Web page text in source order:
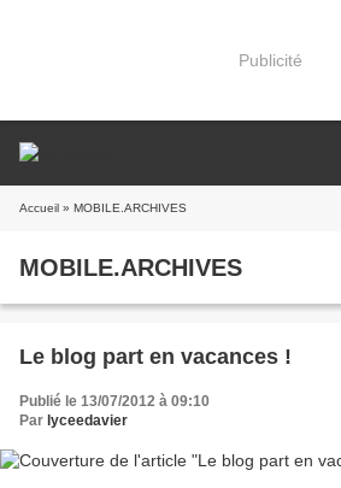
Publicité
Accueil » MOBILE.ARCHIVES
MOBILE.ARCHIVES
Le blog part en vacances !
Publié le 13/07/2012 à 09:10
Par lyceedavier